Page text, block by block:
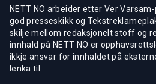
NETT NO arbeider etter Ver
god presseskikk og
skilje mellom redaksjonelt stoff og
innhald på NETT NO er
ikkje ansvar for innhaldet på
lenka til.